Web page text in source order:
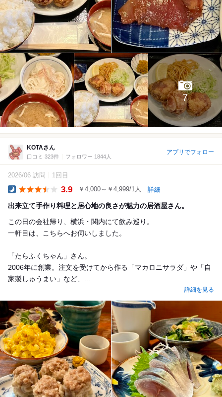
7
KOTAさん
口コミ 323件 フォロワー 1844人
アプリでフォロー
2026/06 訪問 1回目
3.9 ￥4,000～￥4,999/1人 詳細
出来立て手作り料理と居心地の良さが魅力の居酒屋さん。
この日の会社帰り、横浜・関内にて飲み巡り。
一軒目は、こちらへお伺いしました。
「たらふくちゃん」さん。
2006年に創業。注文を受けてから作る「マカロニサラダ」や「自
家製しゅうまい」など、...
詳細を見る